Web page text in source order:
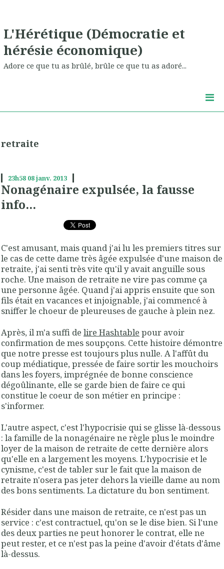
L'Hérétique (Démocratie et
hérésie économique)
Adore ce que tu as brûlé, brûle ce que tu as adoré...
retraite
23h58 08janv. 2013
Nonagénaire expulsée, la fausse
info...
C'est amusant, mais quand j'ai lu les premiers titres sur
le cas de cette dame très âgée expulsée d'une maison de
retraite, j'ai senti très vite qu'il y avait anguille sous
roche. Une maison de retraite ne vire pas comme ça
une personne âgée. Quand j'ai appris ensuite que son
fils était en vacances et injoignable, j'ai commencé à
sniffer le choeur de pleureuses de gauche à plein nez.
Après, il m'a suffi de lire Hashtable pour avoir
confirmation de mes soupçons. Cette histoire démontre
que notre presse est toujours plus nulle. A l'affût du
coup médiatique, pressée de faire sortir les mouchoirs
dans les foyers, imprégnée de bonne conscience
dégoûlinante, elle se garde bien de faire ce qui
constitue le coeur de son métier en principe :
s'informer.
L'autre aspect, c'est l'hypocrisie qui se glisse là-dessous
: la famille de la nonagénaire ne règle plus le moindre
loyer de la maison de retraite de cette dernière alors
qu'elle en a largement les moyens. L'hypocrisie et le
cynisme, c'est de tabler sur le fait que la maison de
retraite n'osera pas jeter dehors la vieille dame au nom
des bons sentiments. La dictature du bon sentiment.
Résider dans une maison de retraite, ce n'est pas un
service : c'est contractuel, qu'on se le dise bien. Si l'une
des deux parties ne peut honorer le contrat, elle ne
peut rester, et ce n'est pas la peine d'avoir d'états d'âme
là-dessus.